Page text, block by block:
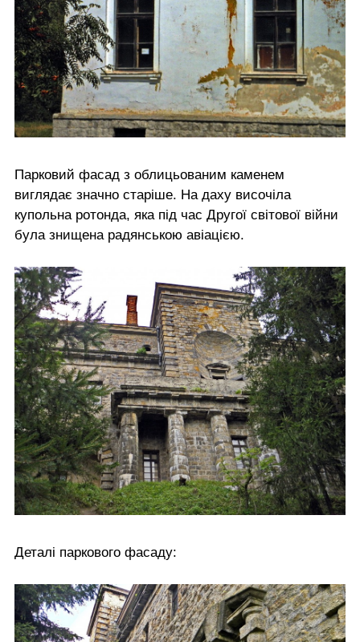
Парковий фасад з облицьованим каменем
виглядає значно старіше. На даху височіла
купольна ротонда, яка під час Другої світової війни
була знищена радянською авіацією.
Деталі паркового фасаду: